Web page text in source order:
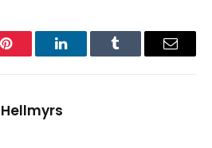
Pinterest LinkedInTumblr Email